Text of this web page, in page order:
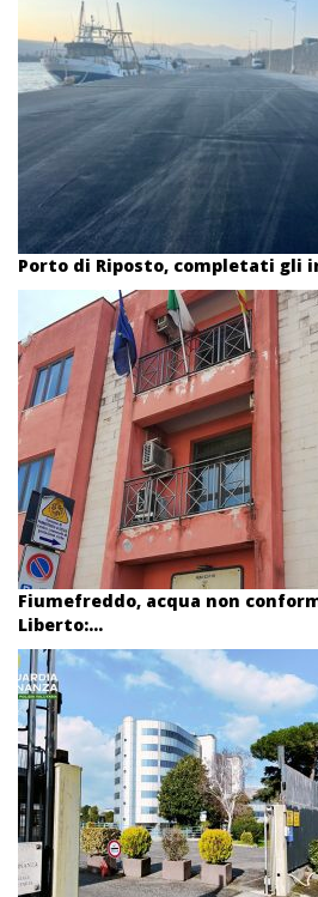
Porto di Riposto, completati gli
Fiumefreddo, acqua non
Liberto:...